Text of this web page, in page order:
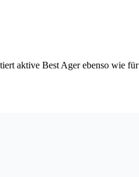
aktive Best Ager ebenso wie für